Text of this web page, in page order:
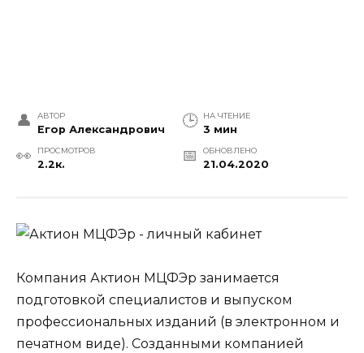
АВТОР
Егор Александрович
НА ЧТЕНИЕ
3 мин
ПРОСМОТРОВ
2.2к.
ОБНОВЛЕНО
21.04.2020
Компания Актион МЦФЭр занимается
подготовкой специалистов и выпуском
профессиональных изданий (в электронном и
печатном виде). Созданными компанией